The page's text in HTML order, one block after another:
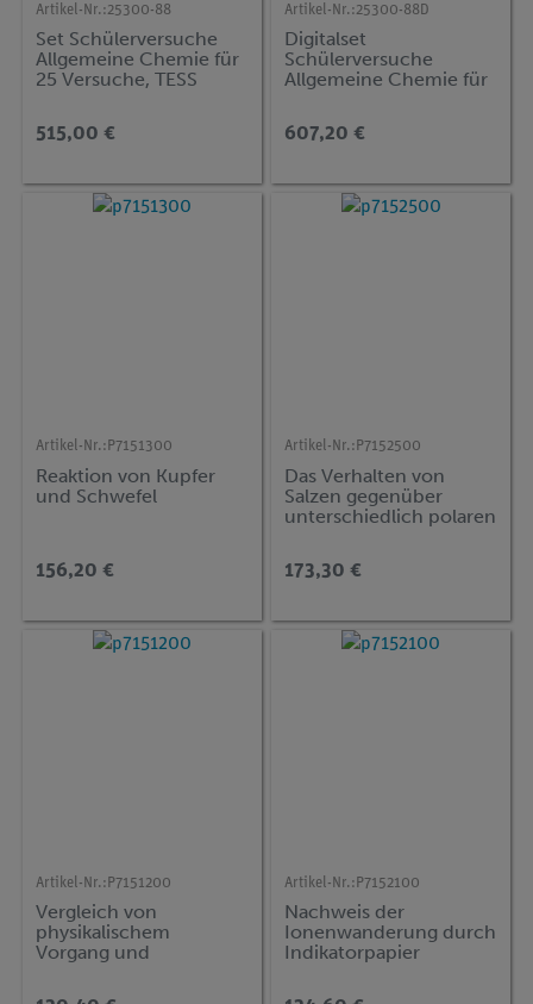
Artikel-Nr.:25300-88
Set Schülerversuche
Allgemeine Chemie für
25 Versuche, TESS
515,00 €
Artikel-Nr.:25300-88D
Digitalset
Schülerversuche
Allgemeine Chemie für
advanced Chemie CH-
1
607,20 €
Artikel-Nr.: P7151300
Reaktion von Kupfer
und Schwefel
156,20 €
Artikel-Nr.: P7152500
Das Verhalten von
Salzen gegenüber
unterschiedlich polaren
173,30 €
Artikel-Nr.: P7151200
Vergleich von
physikalischem
Vorgang und
Artikel-Nr.: P7152100
Nachweis der
Ionenwanderung durch
Indikatorpapier